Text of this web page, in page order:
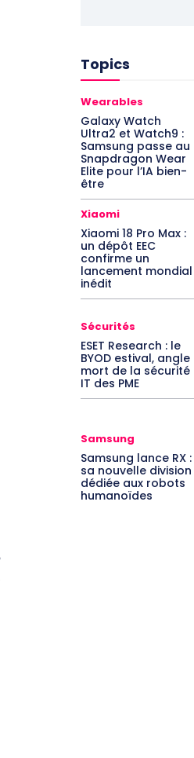
Topics
Wearables
Galaxy Watch
Ultra2 et Watch9 :
Samsung passe au
Snapdragon Wear
Elite pour l’IA bien-
être
Xiaomi
Xiaomi 18 Pro Max :
un dépôt EEC
confirme un
lancement mondial
inédit
Sécurités
ESET Research : le
BYOD estival, angle
mort de la sécurité
IT des PME
Samsung
Samsung lance RX :
sa nouvelle division
dédiée aux robots
humanoïdes